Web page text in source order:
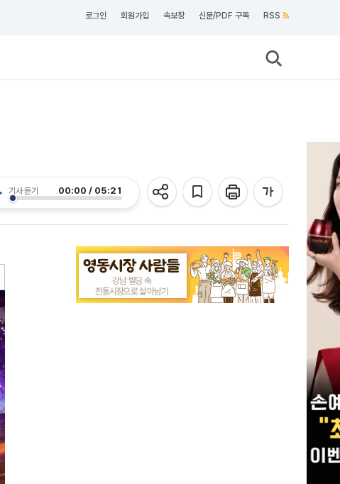
로그인 회원가입 속보창 신문/PDF 구독 RSS
기사 듣기 00:00 / 05:21